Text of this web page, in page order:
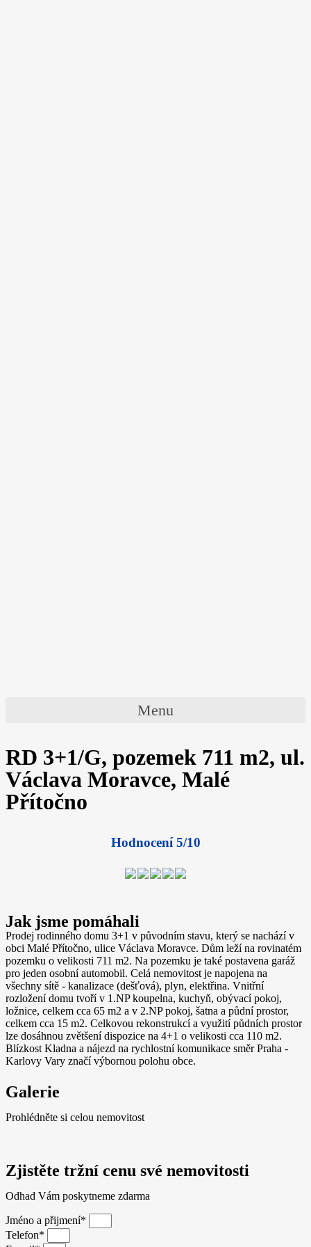
Menu
RD 3+1/G, pozemek 711 m2, ul.
Václava Moravce, Malé
Přítočno
Hodnocení 5/10
Jak jsme pomáhali
Prodej rodinného domu 3+1 v původním stavu, který se nachází v
obci Malé Přítočno, ulice Václava Moravce. Dům leží na rovinatém
pozemku o velikosti 711 m2. Na pozemku je také postavena garáž
pro jeden osobní automobil. Celá nemovitost je napojena na
všechny sítě - kanalizace (dešťová), plyn, elektřina. Vnitřní
rozložení domu tvoří v 1.NP koupelna, kuchyň, obývací pokoj,
ložnice, celkem cca 65 m2 a v 2.NP pokoj, šatna a půdní prostor,
celkem cca 15 m2. Celkovou rekonstrukcí a využití půdních prostor
lze dosáhnou zvětšení dispozice na 4+1 o velikosti cca 110 m2.
Blízkost Kladna a nájezd na rychlostní komunikace směr Praha -
Karlovy Vary značí výbornou polohu obce.
Galerie
Prohlédněte si celou nemovitost
Zjistěte tržní cenu své nemovitosti
Odhad Vám poskytneme zdarma
Jméno a přijmení*
Telefon*